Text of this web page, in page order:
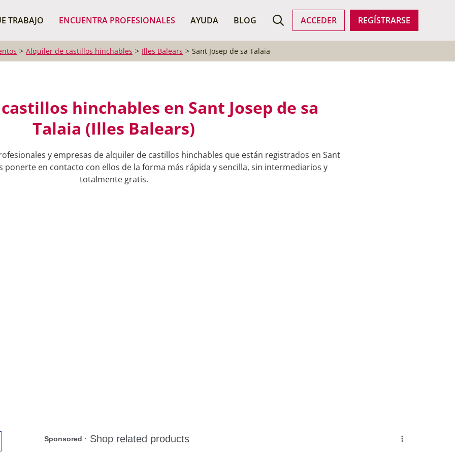
TRABAJO ENCUENTRA PROFESIONALES AYUDA BLOG ACCEDER REGÍSTRARSE
BUSCAR PROFESIONALES
Alquiler de castillos hinchables Illes Balears Sant Josep de sa Talaia
hinchables en Sant Josep de sa
Talaia (Illes Balears)
y empresas de alquiler de castillos hinchables que están registrados en Sant
ponerte en contacto con ellos de la forma más rápida y sencilla, sin intermediarios y
totalmente gratis.